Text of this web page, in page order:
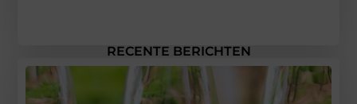
RECENTE BERICHTEN